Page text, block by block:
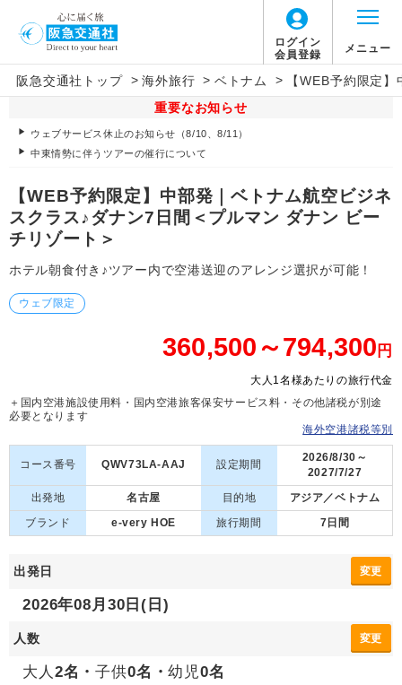
ログイン
会員登録
メニュー
阪急交通社トップ > 海外旅行 > ベトナム >
【WEB予約限定
重要なお知らせ
ウェブサービス休止のお知らせ（8/10、8/11）
中東情勢に伴うツアーの催行について
【WEB予約限定】中部発｜ベトナム航空ビジネ
スクラス♪ダナン7日間＜プルマン ダナン ビー
チリゾート＞
ホテル朝食付き♪ツアー内で空港送迎のアレンジ選択が可能！
ウェブ限定
360,500～794,300 円
大人1名様あたりの旅行代金
＋国内空港施設使用料・国内空港旅客保安サービス料・その他諸税が別途
必要となります
海外空港諸税等別
コース番号 QWV73LA-AAJ 設定期間
2026/8/30～
2027/7/27
出発地
名古屋 目的地
アジア／ベトナム
ブランド
e-very HOE 旅行期間 7日間
出発日 変更
2026年08月30日(日)
人数 変更
大人 2名・子供0名・幼児0名